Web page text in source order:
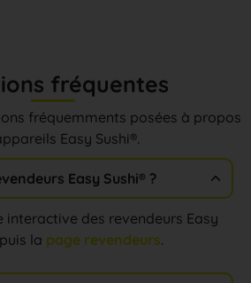
fréquentes
fréquemments posées à propos
Easy Sushi®.
Easy Sushi® ?
interactive des revendeurs Easy
la page revendeurs.